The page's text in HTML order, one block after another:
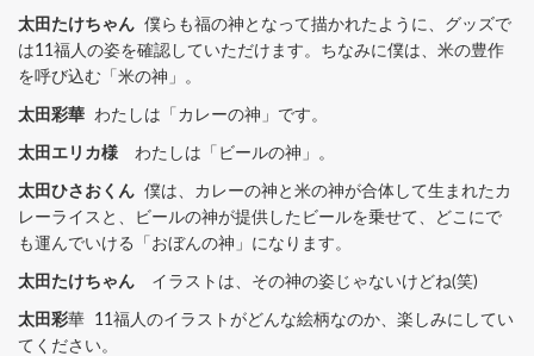
太田たけちゃん 僕らも福の神となって描かれたように、グッズで
は11福人の姿を確認していただけます。ちなみに僕は、米の豊作
を呼び込む「米の神」。
太田彩華 わたしは「カレーの神」です。
太田エリカ様 わたしは「ビールの神」。
太田ひさおくん 僕は、カレーの神と米の神が合体して生まれたカ
レーライスと、ビールの神が提供したビールを乗せて、どこにで
も運んでいける「おぼんの神」になります。
太田たけちゃん イラストは、その神の姿じゃないけどね(笑)
太田彩華 11福人のイラストがどんな絵柄なのか、楽しみにしてい
てください。